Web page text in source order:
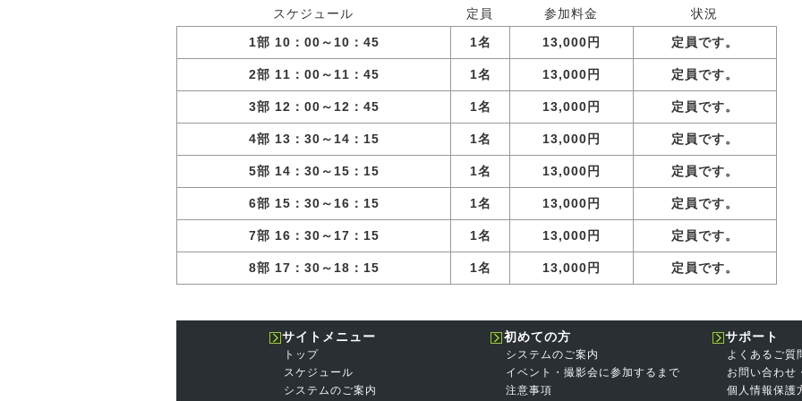
スケジュール 定員 参加料金
状況
1部 10：00～10：45
1名 13,000円 定員です。
2部 11：00～11：45 1名 13,000円 定員です。
3部 12：00～12：45 1名 13,000円 定員です。
4部 13：30～14：15 1名 13,000円 定員です。
5部 14：30～15：15 1名 13,000円 定員です。
6部 15：30～16：15 1名 13,000円 定員です。
7部 16：30～17：15 1名 13,000円 定員です。
8部 17：30～18：15 1名 13,000円 定員です。
サイトメニュー
トップ
スケジュール
システムのご案内
初めての方
システムのご案内
イベント・撮影会に参加するまで
注意事項
サポート
よくあるご質
お問い合わせ
個人情報保護